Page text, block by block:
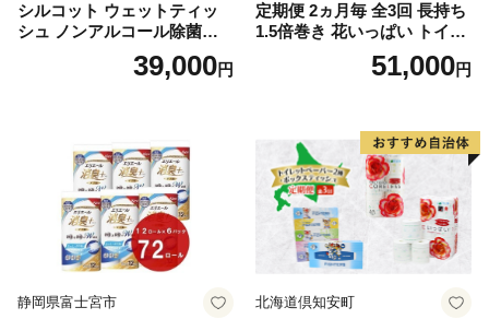
シルコット ウェットティッ
シュ ノンアルコール除菌詰
替（43枚×3P）×24袋 日用品
おもちゃ 拭き取り 手拭き 外
39,000円
定期便 2ヵ月毎 全3回 長持ち
1.5倍巻き 花いっぱい トイレ
ットペーパー ダブル 45ｍ 計
72ロール 全18種 花柄 プリン
ー 消耗品 備蓄 送料無料 北海
道 倶知安町 日用品
51,000円
静岡県富士宮市 北海道倶知安町